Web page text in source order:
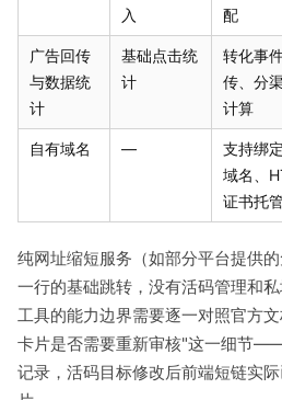
入
配
广告回传
与数据统
计
基础点击统
计
转化事
传、分
计算
自有域名 —
支持绑
域名、
证书托管
纯网址缩短服务（如部分平台提供
一行的基础跳转，没有活码管理和
工具的能力边界需要逐一对照官方
卡片是否需要重新审核"这一细节
记录，活码目标修改后前端短链实